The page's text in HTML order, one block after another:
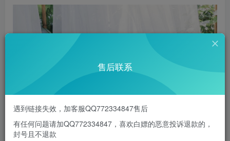
售后联系
遇到链接失效，加客服QQ772334847售后
有任何问题请加QQ772334847，喜欢白嫖的恶意投诉退款的，
封号且不退款